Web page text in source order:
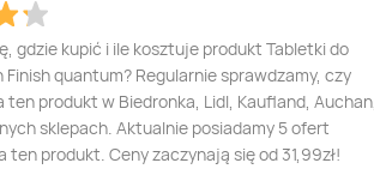
gdzie kupić i ile kosztuje produkt Tabletki do
quantum? Regularnie sprawdzamy, czy
produkt w Biedronka, Lidl, Kaufland, Auchan,
sklepach. Aktualnie posiadamy 5 ofert
ten produkt. Ceny zaczynają się od 31,99zł!